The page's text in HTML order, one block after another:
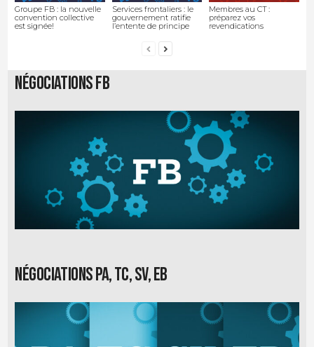
Groupe FB : la nouvelle
convention collective
est signée!
Services frontaliers : le
gouvernement ratifie
l’entente de principe
Membres au CT :
préparez vos
revendications
Négociations FB
Négociations PA, TC, SV, EB